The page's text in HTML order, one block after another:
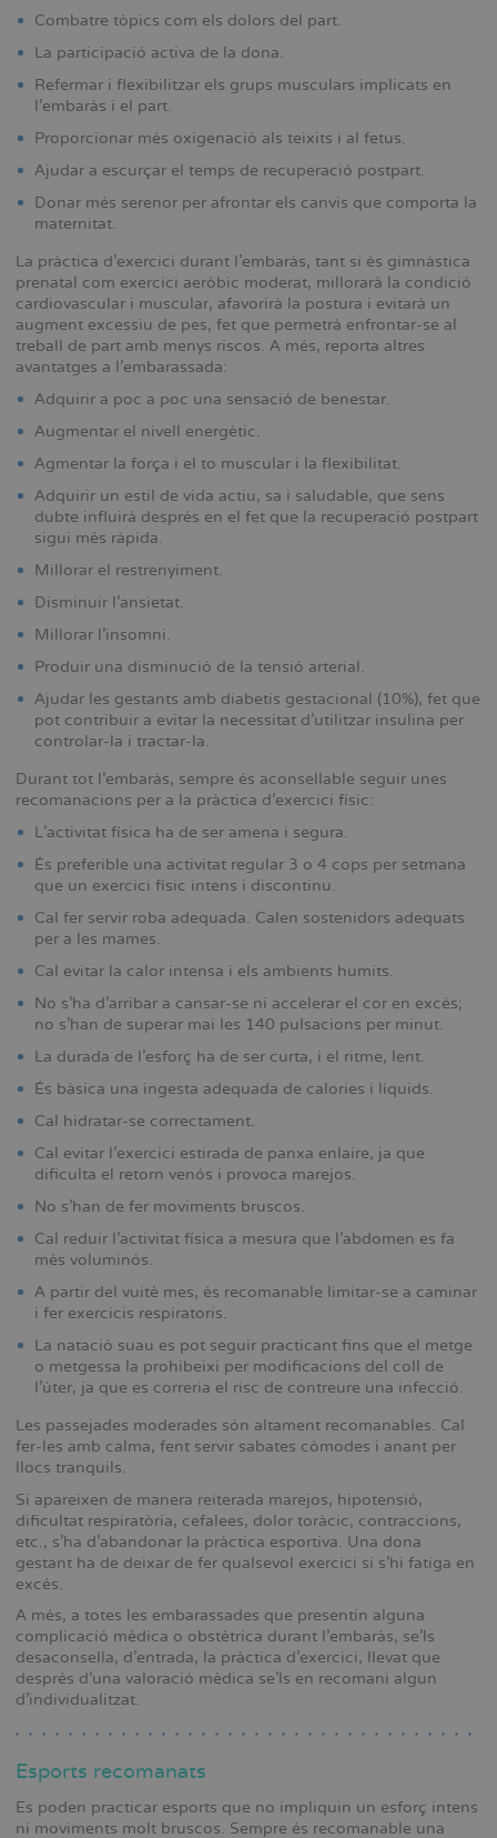
Combatre tòpics com els dolors del part.
La participació activa de la dona.
Refermar i flexibilitzar els grups musculars implicats en
l’embaràs i el part.
Proporcionar més oxigenació als teixits i al fetus.
Ajudar a escurçar el temps de recuperació postpart.
Donar més serenor per afrontar els canvis que comporta la
maternitat.
La pràctica d’exercici durant l’embaràs, tant si és gimnàstica
prenatal com exercici aeròbic moderat, millorarà la condició
cardiovascular i muscular, afavorirà la postura i evitarà un
augment excessiu de pes, fet que permetrà enfrontar-se al
treball de part amb menys riscos. A més, reporta altres
avantatges a l’embarassada:
Adquirir a poc a poc una sensació de benestar.
Augmentar el nivell energètic.
Agmentar la força i el to muscular i la flexibilitat.
Adquirir un estil de vida actiu, sa i saludable, que sens
dubte influirà després en el fet que la recuperació postpart
sigui més ràpida.
Millorar el restrenyiment.
Disminuir l’ansietat.
Millorar l’insomni.
Produir una disminució de la tensió arterial.
Ajudar les gestants amb diabetis gestacional (10%), fet que
pot contribuir a evitar la necessitat d’utilitzar insulina per
controlar-la i tractar-la.
Durant tot l’embaràs, sempre és aconsellable seguir unes
recomanacions per a la pràctica d’exercici físic:
L’activitat física ha de ser amena i segura.
És preferible una activitat regular 3 o 4 cops per setmana
que un exercici físic intens i discontinu.
Cal fer servir roba adequada. Calen sostenidors adequats
per a les mames.
Cal evitar la calor intensa i els ambients humits.
No s’ha d’arribar a cansar-se ni accelerar el cor en excés;
no s’han de superar mai les 140 pulsacions per minut.
La durada de l’esforç ha de ser curta, i el ritme, lent.
És bàsica una ingesta adequada de calories i líquids.
Cal hidratar-se correctament.
Cal evitar l’exercici estirada de panxa enlaire, ja que
dificulta el retorn venós i provoca marejos.
No s’han de fer moviments bruscos.
Cal reduir l’activitat física a mesura que l’abdomen es fa
més voluminós.
A partir del vuitè mes, és recomanable limitar-se a caminar
i fer exercicis respiratoris.
La natació suau es pot seguir practicant fins que el metge
o metgessa la prohibeixi per modificacions del coll de
l’úter, ja que es correria el risc de contreure una infecció.
Les passejades moderades són altament recomanables. Cal
fer-les amb calma, fent servir sabates còmodes i anant per
llocs tranquils.
Si apareixen de manera reiterada marejos, hipotensió,
dificultat respiratòria, cefalees, dolor toràcic, contraccions,
etc., s’ha d’abandonar la pràctica esportiva. Una dona
gestant ha de deixar de fer qualsevol exercici si s’hi fatiga en
excés.
A més, a totes les embarassades que presentin alguna
complicació mèdica o obstètrica durant l’embaràs, se’ls
desaconsella, d’entrada, la pràctica d’exercici, llevat que
després d’una valoració mèdica se’ls en recomani algun
d’individualitzat.
Esports recomanats
Es poden practicar esports que no impliquin un esforç intens
ni moviments molt bruscos. Sempre és recomanable una